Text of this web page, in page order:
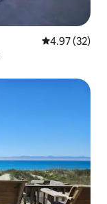
औसत रेटिंग 5 में
4.97 (32)